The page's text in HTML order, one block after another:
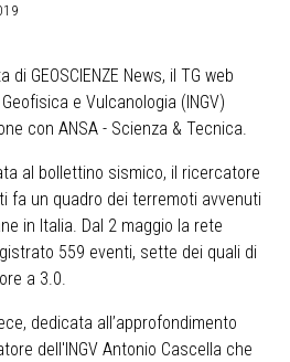
GEOSCIENZE News, il TG web
e Vulcanologia (INGV)
con ANSA - Scienza & Tecnica.
al bollettino sismico, il ricercatore
fa un quadro dei terremoti avvenuti
in Italia. Dal 2 maggio la rete
559 eventi, sette dei quali di
a 3.0.
dedicata all’approfondimento
dell'INGV Antonio Cascella che